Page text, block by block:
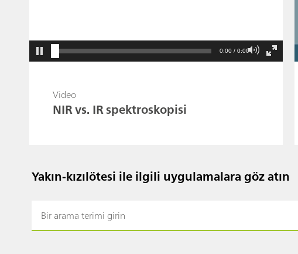
0:00 / 0:00
Video
NIR vs. IR spektroskopisi
Yakın-kızılötesi ile ilgili uygulamalara göz atın